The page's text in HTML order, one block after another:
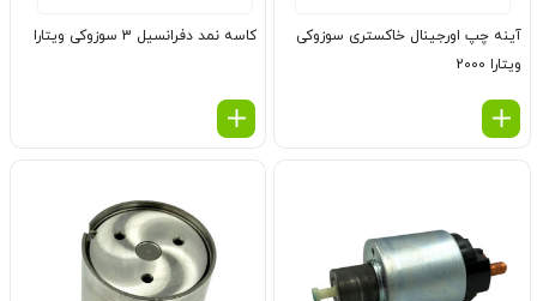
آینه چپ اورجینال خاكستری سوزوکی
ویتارا 2000
كاسه نمد دفرانسیل 3 سوزوکی ویتارا